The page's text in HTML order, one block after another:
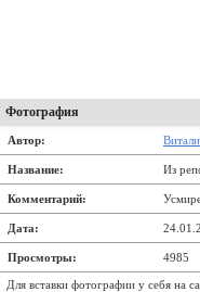
Фотография
Автор:
Название: Из
Комментарий:
Дата:
Просмотры: 4985
Для вставки фотографии у себя на